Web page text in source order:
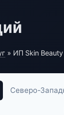
» ИП Skin Beauty
Северо-